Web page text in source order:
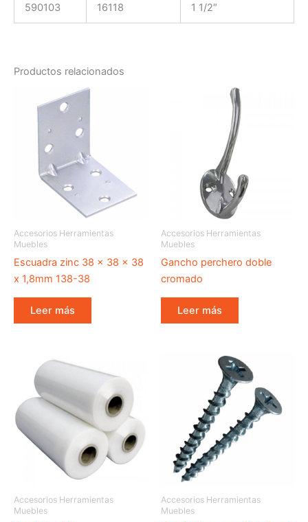
590103 16118 1 1/2″
Productos relacionados
Accesorios Herramientas
Muebles
Escuadra zinc 38 x 38 x 38
x 1,8mm 138-38
Leer más
Accesorios Herramientas
Muebles
Gancho perchero doble
cromado
Leer más
Accesorios Herramientas
Muebles
Accesorios Herramientas
Muebles